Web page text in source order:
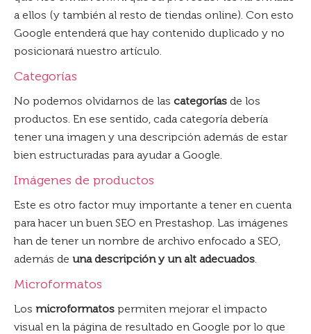
a ellos (y también al resto de tiendas online). Con esto
Google entenderá que hay contenido duplicado y no
posicionará nuestro artículo.
Categorías
No podemos olvidarnos de las categorías de los
productos. En ese sentido, cada categoría debería
tener una imagen y una descripción además de estar
bien estructuradas para ayudar a Google.
Imágenes de productos
Este es otro factor muy importante a tener en cuenta
para hacer un buen SEO en Prestashop. Las imágenes
han de tener un nombre de archivo enfocado a SEO,
además de una descripción y un alt adecuados.
Microformatos
Los microformatos permiten mejorar el impacto
visual en la página de resultado en Google por lo que